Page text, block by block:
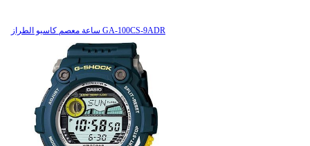
ساعة معصم کاسیو الطراز GA-100CS-9ADR